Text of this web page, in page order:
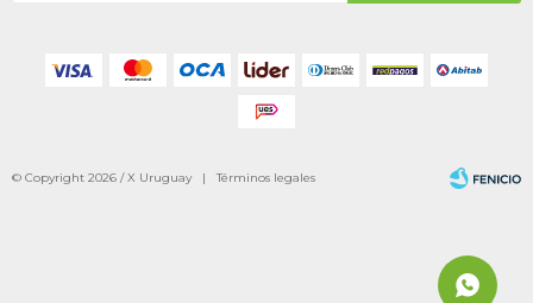
© Copyright 2026 / X Uruguay |Términos legales